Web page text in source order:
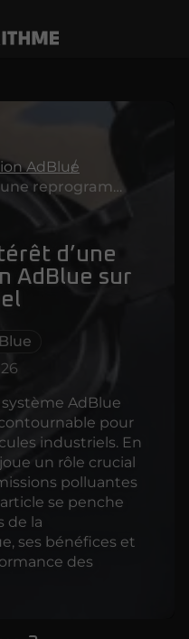
AdBlue
Comprendre l’intérêt d’une reprogrammation AdBlue sur véhicule industriel
d’une
AdBlue sur
AdBlue
pour
industriels. En
un rôle crucial
polluantes
se penche
de la
ses bénéfices et
des